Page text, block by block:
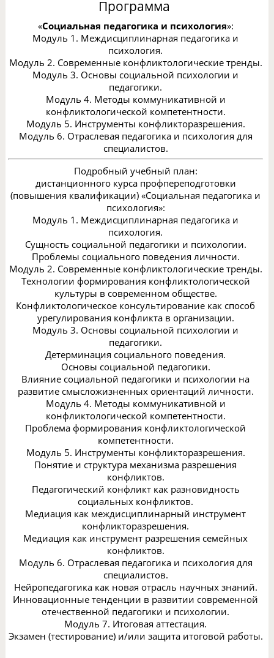
Программа
«Социальная педагогика и психология»:
Модуль 1. Междисциплинарная педагогика и
психология.
Модуль 2. Современные конфликтологические тренды.
Модуль 3. Основы социальной психологии и
педагогики.
Модуль 4. Методы коммуникативной и
конфликтологической компетентности.
Модуль 5. Инструменты конфликторазрешения.
Модуль 6. Отраслевая педагогика и психология для
специалистов.
Подробный учебный план:
дистанционного курса профпереподготовки
(повышения квалификации) «Социальная педагогика и
психология»:
Модуль 1. Междисциплинарная педагогика и
психология.
Сущность социальной педагогики и психологии.
Проблемы социального поведения личности.
Модуль 2. Современные конфликтологические тренды.
Технологии формирования конфликтологической
культуры в современном обществе.
Конфликтологическое консультирование как способ
урегулирования конфликта в организации.
Модуль 3. Основы социальной психологии и
педагогики.
Детерминация социального поведения.
Основы социальной педагогики.
Влияние социальной педагогики и психологии на
развитие смысложизненных ориентаций личности.
Модуль 4. Методы коммуникативной и
конфликтологической компетентности.
Проблема формирования конфликтологической
компетентности.
Модуль 5. Инструменты конфликторазрешения.
Понятие и структура механизма разрешения
конфликтов.
Педагогический конфликт как разновидность
социальных конфликтов.
Медиация как междисциплинарный инструмент
конфликторазрешения.
Медиация как инструмент разрешения семейных
конфликтов.
Модуль 6. Отраслевая педагогика и психология для
специалистов.
Нейропедагогика как новая отрасль научных знаний.
Инновационные тенденции в развитии современной
отечественной педагогики и психологии.
Модуль 7. Итоговая аттестация.
Экзамен (тестирование) и/или защита итоговой работы.